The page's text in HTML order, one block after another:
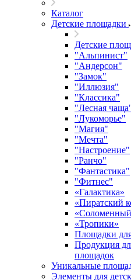
Каталог
Детские площадки
Детские
"Альпинист"
"Андерсон"
"Замок"
"Иллюзия"
"Классика"
"Лесная
"Лукоморье"
"Магия"
"Мечта"
"Настроение"
"Ранчо"
"Фантастика"
"Фитнес"
«Галактика»
«Пиратский
«Тропики»
Площадки
Продукция
площадок
Уникальные
Элементы для